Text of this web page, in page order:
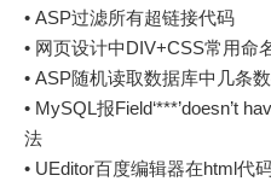
•ASP过滤所有超链接代码
• 网页设计中DIV+CSS常用命
•ASP随机读取数据库中几条
• MySQL报Field‘***’doesn’t
法
• UEditor百度编辑器在html代